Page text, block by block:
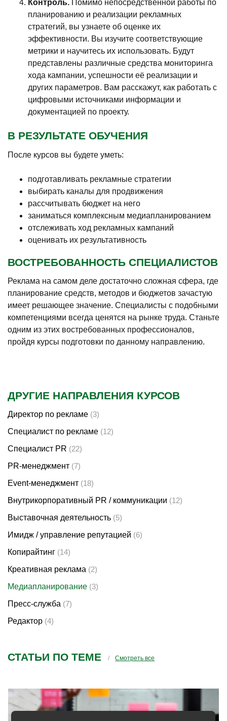
Контроль. Помимо непосредственной работы по
планированию и реализации рекламных
стратегий, вы узнаете об оценке их
эффективности. Вы изучите соответствующие
метрики и научитесь их использовать. Будут
представлены различные средства мониторинга
хода кампании, успешности её реализации и
других параметров. Вам расскажут, как работать с
цифровыми источниками информации и
документацией по проекту.
В РЕЗУЛЬТАТЕ ОБУЧЕНИЯ
После курсов вы будете уметь:
подготавливать рекламные стратегии
выбирать каналы для продвижения
рассчитывать бюджет на него
заниматься комплексным медиапланированием
отслеживать ход рекламных кампаний
оценивать их результативность
ВОСТРЕБОВАННОСТЬ СПЕЦИАЛИСТОВ
Реклама на самом деле достаточно сложная сфера, где
планирование средств, методов и бюджетов зачастую
имеет решающее значение. Специалисты с подобными
компетенциями всегда ценятся на рынке труда. Станьте
одним из этих востребованных профессионалов,
пройдя курсы подготовки по данному направлению.
ДРУГИЕ НАПРАВЛЕНИЯ КУРСОВ
Директор по рекламе (3)
Специалист по рекламе (12)
Специалист PR (22)
PR-менеджмент (7)
Event-менеджмент (18)
Внутрикорпоративный PR / коммуникации (12)
Выставочная деятельность (5)
Имидж / управление репутацией (6)
Копирайтинг (14)
Креативная реклама (2)
Медиапланирование (3)
Пресс-служба (7)
Редактор (4)
СТАТЬИ ПО ТЕМЕ Смотреть все